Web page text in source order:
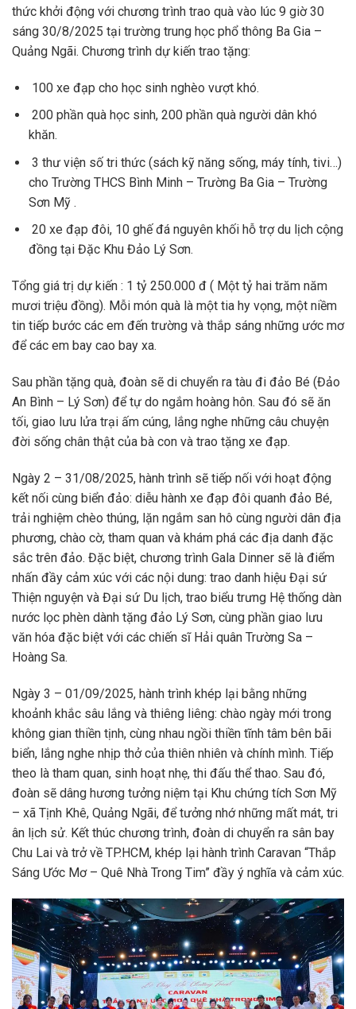
thức khởi động với chương trình trao quà vào lúc 9 giờ 30
sáng 30/8/2025 tại trường trung học phổ thông Ba Gia –
Quảng Ngãi. Chương trình dự kiến trao tặng:
100 xe đạp cho học sinh nghèo vượt khó.
200 phần quà học sinh, 200 phần quà người dân khó
khăn.
3 thư viện số tri thức (sách kỹ năng sống, máy tính, tivi…)
cho Trường THCS Bình Minh – Trường Ba Gia – Trường
Sơn Mỹ .
20 xe đạp đôi, 10 ghế đá nguyên khối hỗ trợ du lịch cộng
đồng tại Đặc Khu Đảo Lý Sơn.
Tổng giá trị dự kiến : 1 tỷ 250.000 đ ( Một tỷ hai trăm năm
mươi triệu đồng). Mỗi món quà là một tia hy vọng, một niềm
tin tiếp bước các em đến trường và thắp sáng những ước mơ
để các em bay cao bay xa.
Sau phần tặng quà, đoàn sẽ di chuyển ra tàu đi đảo Bé (Đảo
An Bình – Lý Sơn) để tự do ngắm hoàng hôn. Sau đó sẽ ăn
tối, giao lưu lửa trại ấm cúng, lắng nghe những câu chuyện
đời sống chân thật của bà con và trao tặng xe đạp.
Ngày 2 – 31/08/2025, hành trình sẽ tiếp nối với hoạt động
kết nối cùng biển đảo: diễu hành xe đạp đôi quanh đảo Bé,
trải nghiệm chèo thúng, lặn ngắm san hô cùng người dân địa
phương, chào cờ, tham quan và khám phá các địa danh đặc
sắc trên đảo. Đặc biệt, chương trình Gala Dinner sẽ là điểm
nhấn đầy cảm xúc với các nội dung: trao danh hiệu Đại sứ
Thiện nguyện và Đại sứ Du lịch, trao biểu trưng Hệ thống dàn
nước lọc phèn dành tặng đảo Lý Sơn, cùng phần giao lưu
văn hóa đặc biệt với các chiến sĩ Hải quân Trường Sa –
Hoàng Sa.
Ngày 3 – 01/09/2025, hành trình khép lại bằng những
khoảnh khắc sâu lắng và thiêng liêng: chào ngày mới trong
không gian thiền tịnh, cùng nhau ngồi thiền tĩnh tâm bên bãi
biển, lắng nghe nhịp thở của thiên nhiên và chính mình. Tiếp
theo là tham quan, sinh hoạt nhẹ, thi đấu thể thao. Sau đó,
đoàn sẽ dâng hương tưởng niệm tại Khu chứng tích Sơn Mỹ
– xã Tịnh Khê, Quảng Ngãi, để tưởng nhớ những mất mát, tri
ân lịch sử. Kết thúc chương trình, đoàn di chuyển ra sân bay
Chu Lai và trở về TP.HCM, khép lại hành trình Caravan “Thắp
Sáng Ước Mơ – Quê Nhà Trong Tim” đầy ý nghĩa và cảm xúc.